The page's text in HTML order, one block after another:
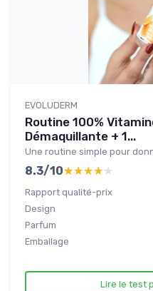
EVOLUDERM
Routine 100%
Démaquillante + 1...
Une routine simple pour
8.3/10★★★★★
★★★★★
Rapport qualité-prix
Design
Parfum
Emballage
Lire le test